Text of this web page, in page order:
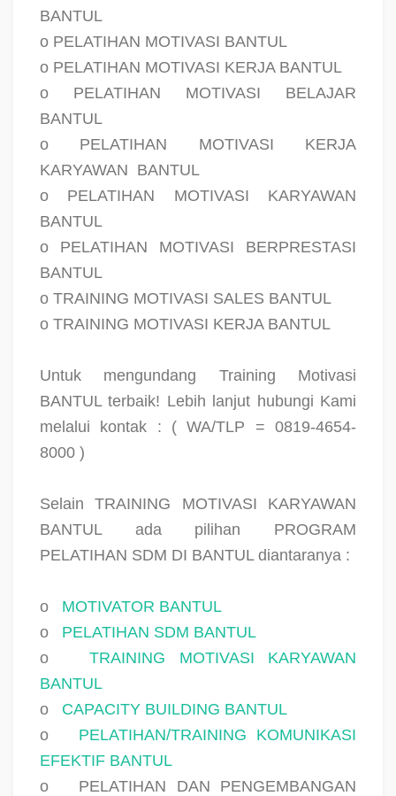
BANTUL
o PELATIHAN MOTIVASI BANTUL
o PELATIHAN MOTIVASI KERJA BANTUL
o PELATIHAN MOTIVASI BELAJAR
BANTUL
o PELATIHAN MOTIVASI KERJA
KARYAWAN BANTUL
o PELATIHAN MOTIVASI KARYAWAN
BANTUL
o PELATIHAN MOTIVASI BERPRESTASI
BANTUL
o TRAINING MOTIVASI SALES BANTUL
o TRAINING MOTIVASI KERJA BANTUL
Untuk mengundang Training Motivasi
BANTUL terbaik! Lebih lanjut hubungi Kami
melalui kontak : ( WA/TLP = 0819-4654-
8000 )
Selain TRAINING MOTIVASI KARYAWAN
BANTUL ada pilihan PROGRAM
PELATIHAN SDM DI BANTUL diantaranya :
o
MOTIVATOR BANTUL
o
PELATIHAN SDM BANTUL
o
TRAINING MOTIVASI KARYAWAN
BANTUL
o
CAPACITY BUILDING BANTUL
o
PELATIHAN/TRAINING KOMUNIKASI
EFEKTIF BANTUL
o
PELATIHAN DAN PENGEMBANGAN